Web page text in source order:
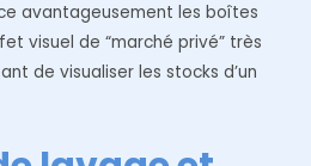
avantageusement les boîtes
visuel de “marché privé” très
de visualiser les stocks d’un